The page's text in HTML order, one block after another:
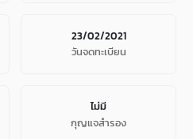
23/02/2021
วันจดทะเบียน
ไม่มี
กุญแจสำรอง